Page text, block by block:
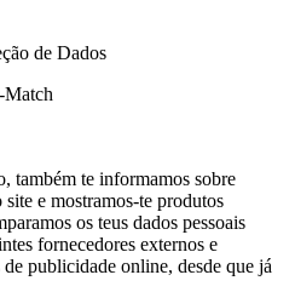
de Dados
Match
também te informamos sobre
e mostramos-te produtos
os teus dados pessoais
fornecedores externos e
publicidade online, desde que já